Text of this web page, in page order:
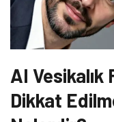
AI
Dikkat